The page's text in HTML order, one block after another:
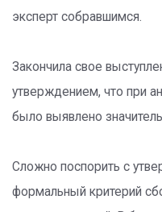
эксперт собравшимся.
Закончила свое
утверждением, что при
было выявлено
Сложно поспорить с
формальный критерий